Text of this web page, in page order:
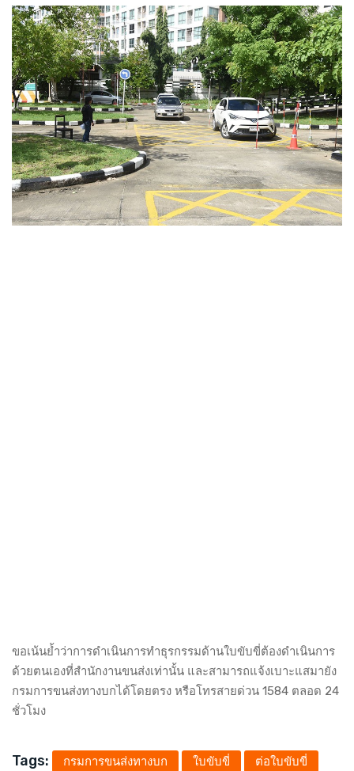
ขอเน้นย้ำว่าการดำเนินการทำธุรกรรมด้านใบขับขี่ต้องดำเนินการ
ด้วยตนเองที่สำนักงานขนส่งเท่านั้น และสามารถแจ้งเบาะแสมายัง
กรมการขนส่งทางบกได้โดยตรง หรือโทรสายด่วน 1584 ตลอด 24
ชั่วโมง
Tags: กรมการขนส่งทางบก ใบขับขี่
ต่อใบขับขี่